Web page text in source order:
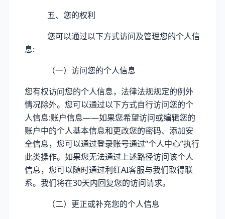
五、您的权利
您可以通过以下方式访问及管理您的个人信
息:
（一）访问您的个人信息
您有权访问您的个人信息，法律法规规定的例外
情况除外。您可以通过以下方式自行访问您的个
人信息:账户信息——如果您希望访问或编辑您的
账户中的个人基本信息和更改您的密码、添加安
全信息，您可以通过登录账号通过“个人中心”执行
此类操作。如果您无法通过上述路径访问该个人
信息，您可以随时通过利红AI客服与我们取得联
系。我们将在30天内回复您的访问请求。
（二）更正或补充您的个人信息